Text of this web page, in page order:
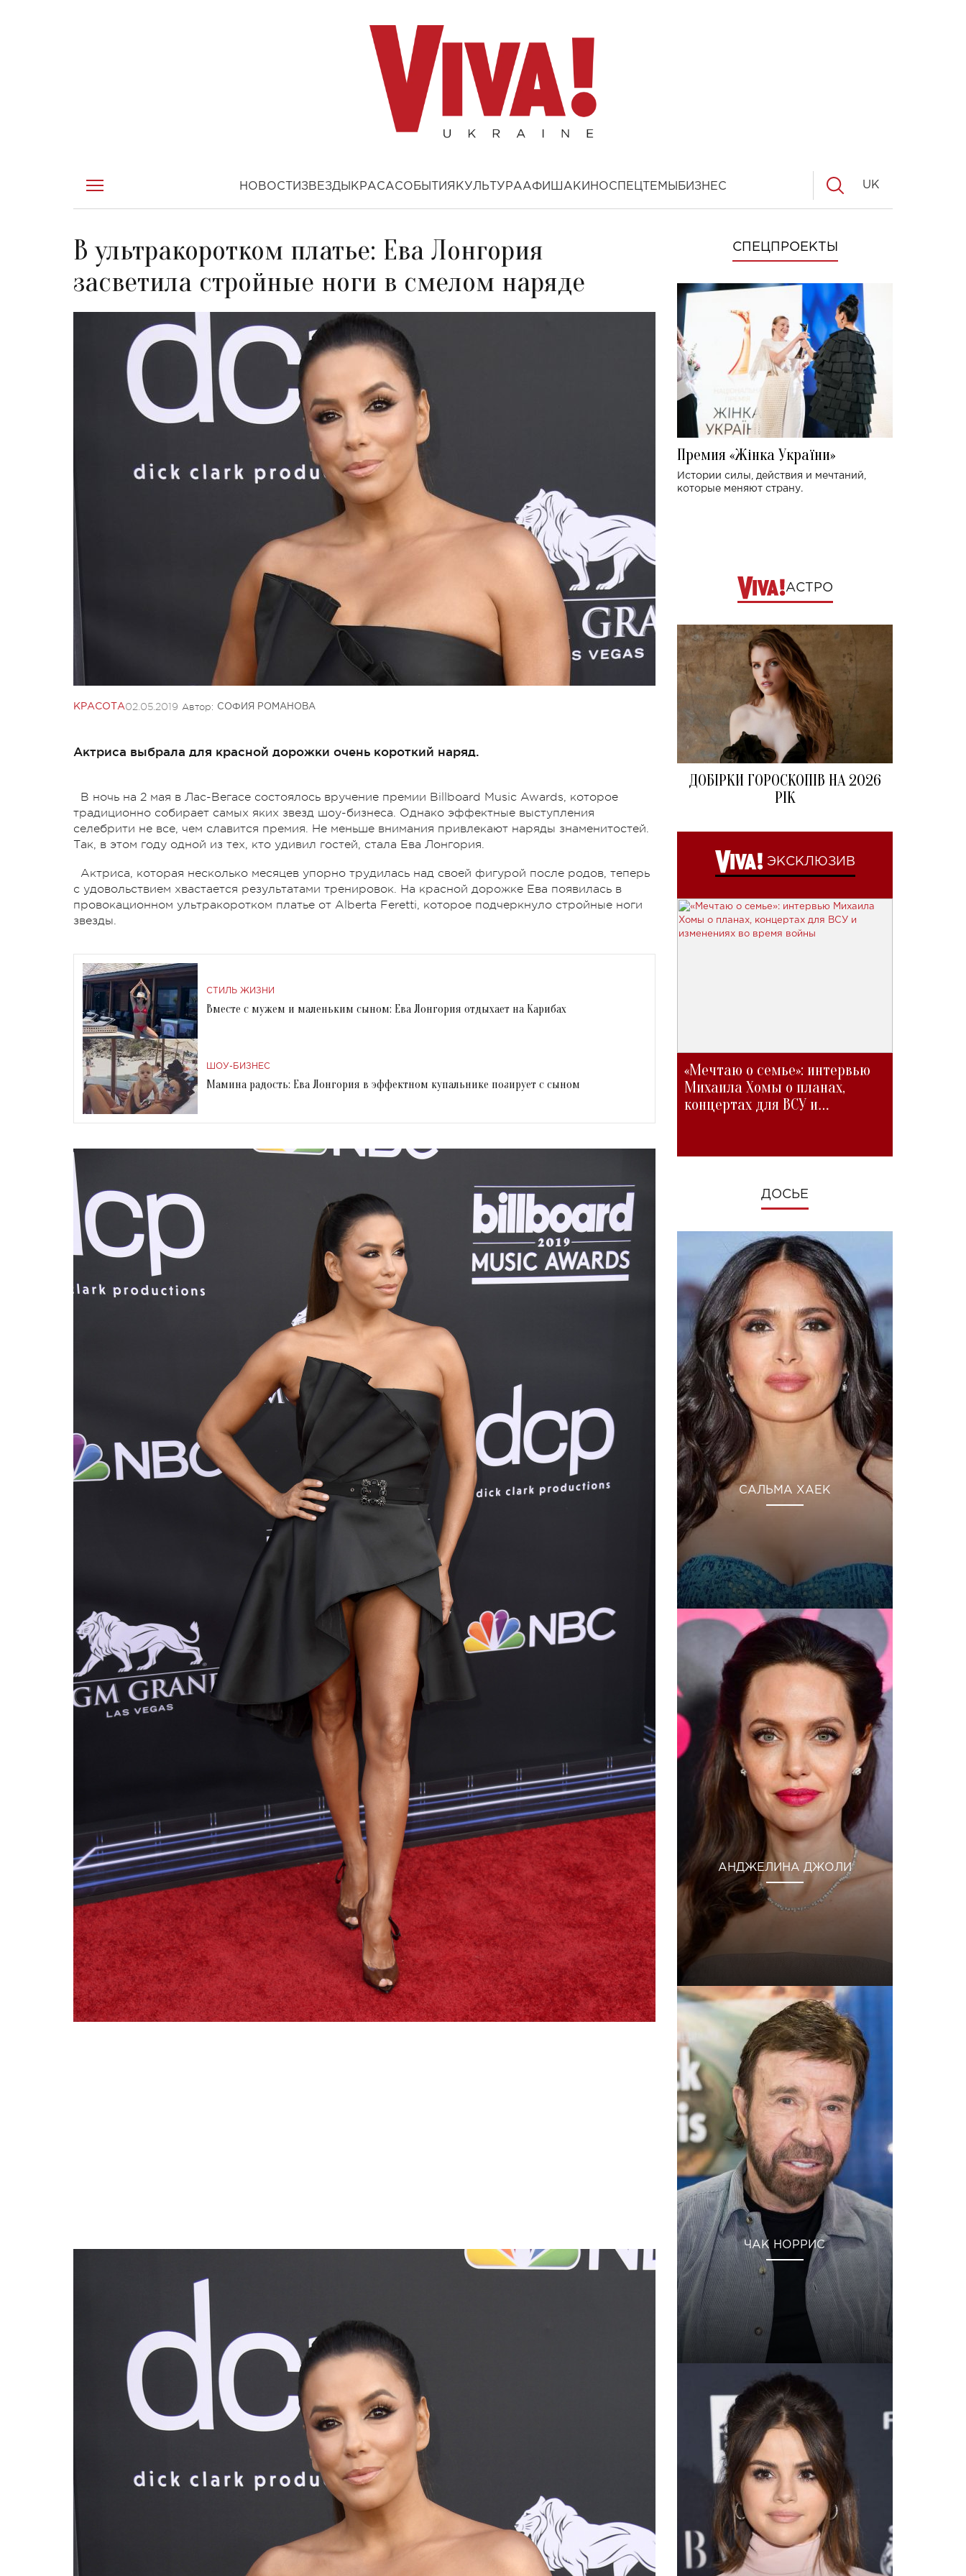
НОВОСТИ ЗВЕЗДЫ КРАСАСОБЫТИЯ КУЛЬТУРААФИША КИНОСПЕЦТЕМЫ БИЗНЕС UK
В ультракоротком платье: Ева Лонгория
засветила стройные ноги в смелом наряде
КРАСОТА02.05.2019 Автор: СОФИЯ РОМАНОВА
Актриса выбрала для красной дорожки очень короткий наряд.
В ночь на 2 мая в Лас-Вегасе состоялось вручение премии Billboard Music Awards, которое
традиционно собирает самых яких звезд шоу-бизнеса. Однако эффектные выступления
селебрити не все, чем славится премия. Не меньше внимания привлекают наряды знаменитостей.
Так, в этом году одной из тех, кто удивил гостей, стала Ева Лонгория.
Актриса, которая несколько месяцев упорно трудилась над своей фигурой после родов, теперь
с удовольствием хвастается результатами тренировок. На красной дорожке Ева появилась в
провокационном ультракоротком платье от Alberta Feretti, которое подчеркнуло стройные ноги
звезды.
СТИЛЬ ЖИЗНИ
Вместе с мужем и маленьким сыном: Ева Лонгория отдыхает на Карибах
ШОУ-БИЗНЕС
Мамина радость: Ева Лонгория в эффектном купальнике позирует с сыном
СПЕЦПРОЕКТЫ
Премия «Жінка України»
Истории силы, действия и мечтаний,
которые меняют страну.
АСТРО
ДОБІРКИ ГОРОСКОПІВ НА 2026
РІК
ЭКСКЛЮЗИВ
«Мечтаю о семье»: интервью
Михаила Хомы о планах,
концертах для ВСУ и
ДОСЬЕ
САЛЬМА ХАЕК
АНДЖЕЛИНА ДЖОЛИ
ЧАК НОРРИС